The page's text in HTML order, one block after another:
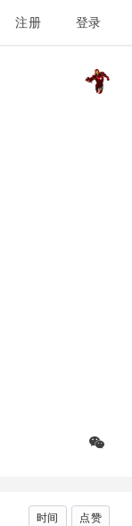
注册 登录
时间 点赞